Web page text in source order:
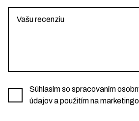
Súhlasím so spracovaním
údajov a použitím na